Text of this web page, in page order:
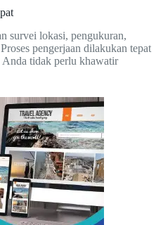
survei lokasi, pengukuran,
pengerjaan dilakukan tepat
Anda tidak perlu khawatir